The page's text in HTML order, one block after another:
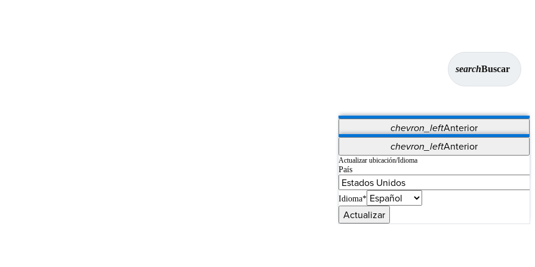
searchBuscar
chevron_leftAnterior
Vet Systems OrthoPedia Patient
Supplier Portal
Synergy Imaging & Resection
chevron_leftAnterior
Actualizar ubicación/Idioma
País
Idioma*
Actualizar